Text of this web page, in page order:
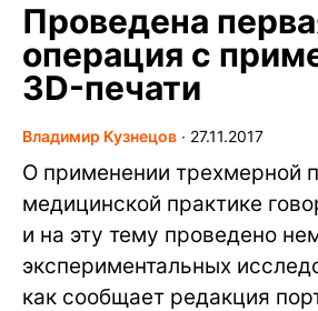
Проведена
операция с
3D-печати
Владимир Кузнецов ∙ 27.11.2017
О применении трехмерной
медицинской практике
и на эту тему проведено
экспериментальных
как сообщает редакция